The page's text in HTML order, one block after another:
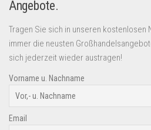
Angebote.
Tragen Sie sich in unseren kostenlosen
immer die neusten
sich jederzeit wieder austragen!
Vorname u. Nachname
Email